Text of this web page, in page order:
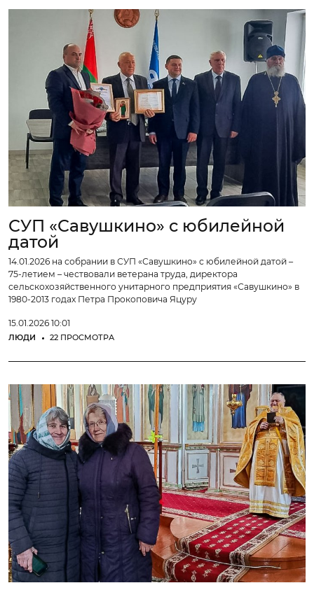
СУП «Савушкино» с юбилейной
датой
14.01.2026 на собрании в СУП «Савушкино» с юбилейной датой –
75-летием – чествовали ветерана труда, директора
сельскохозяйственного унитарного предприятия «Савушкино» в
1980-2013 годах Петра Прокоповича Яцуру
15.01.2026 10:01
ЛЮДИ 22 ПРОСМОТРА